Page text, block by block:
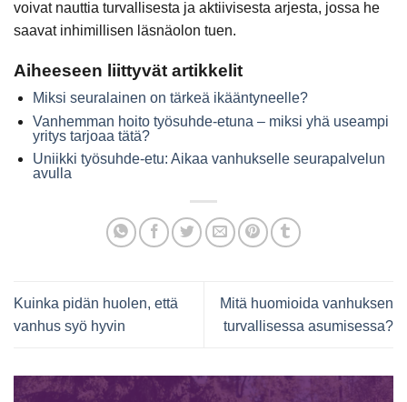
voivat nauttia turvallisesta ja aktiivisesta arjesta, jossa he
saavat inhimillisen läsnäolon tuen.
Aiheeseen liittyvät artikkelit
Miksi seuralainen on tärkeä ikääntyneelle?
Vanhemman hoito työsuhde-etuna – miksi yhä useampi
yritys tarjoaa tätä?
Uniikki työsuhde-etu: Aikaa vanhukselle seurapalvelun
avulla
Kuinka pidän huolen, että
vanhus syö hyvin
Mitä huomioida vanhuksen
turvallisessa asumisessa?